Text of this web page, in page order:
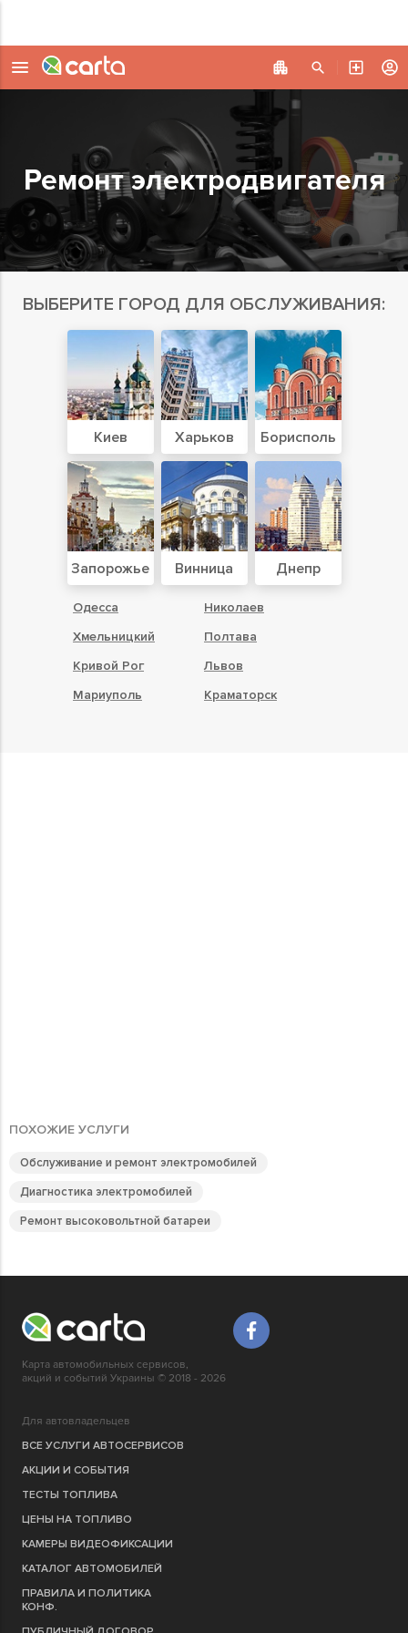
Ремонт электродвигателя
ВЫБЕРИТЕ ГОРОД ДЛЯ ОБСЛУЖИВАНИЯ:
Киев Харьков Борисполь
Запорожье Винница Днепр
Одесса
Николаев
Хмельницкий
Полтава
Кривой Рог
Львов
Мариуполь
Краматорск
ПОХОЖИЕ УСЛУГИ
Обслуживание и ремонт электромобилей
Диагностика электромобилей
Ремонт высоковольтной батареи
Карта автомобильных сервисов,
акций и событий Украины © 2018 - 2026
Для автовладельцев
ВСЕ УСЛУГИ АВТОСЕРВИСОВ
АКЦИИ И СОБЫТИЯ
ТЕСТЫ ТОПЛИВА
ЦЕНЫ НА ТОПЛИВО
КАМЕРЫ ВИДЕОФИКСАЦИИ
КАТАЛОГ АВТОМОБИЛЕЙ
ПРАВИЛА И ПОЛИТИКА
КОНФ.